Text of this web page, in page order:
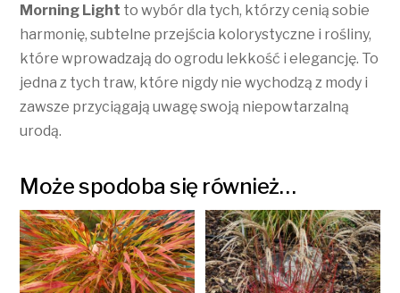
Morning Light to wybór dla tych, którzy cenią sobie
harmonię, subtelne przejścia kolorystyczne i rośliny,
które wprowadzają do ogrodu lekkość i elegancję. To
jedna z tych traw, które nigdy nie wychodzą z mody i
zawsze przyciągają uwagę swoją niepowtarzalną
urodą.
Może spodoba się również…